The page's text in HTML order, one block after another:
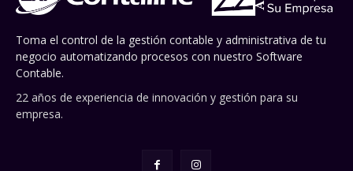
Toma el control de la gestión contable y administrativa de tu
negocio automatizando procesos con nuestro Software
Contable.
22 años de experiencia de innovación y gestión para su
empresa.